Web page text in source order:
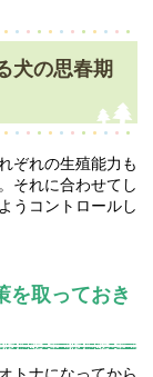
犬の思春期
ぞれの生殖能力も
それに合わせてし
うコントロールし
を取っておき